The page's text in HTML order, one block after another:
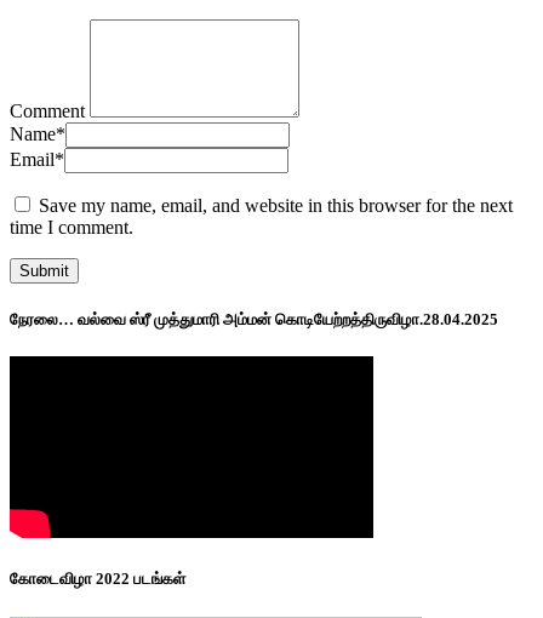
Comment
Name*
Email*
Save my name, email, and website in this browser for the next
time I comment.
நேரலை… வல்வை ஸ்ரீ முத்துமாரி அம்மன் கொடியேற்றத்திருவிழா.28.04.2025
கோடைவிழா 2022 படங்கள்